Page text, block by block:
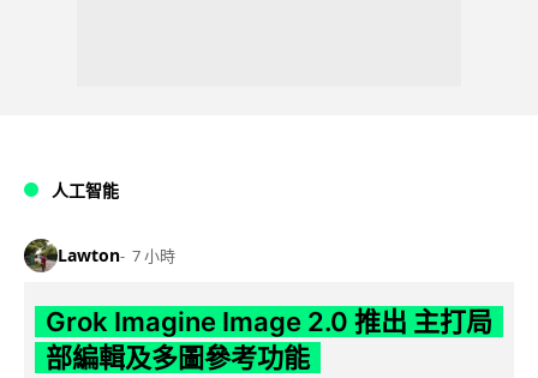
人工智能
Lawton 7 小時
Grok Imagine Image 2.0 推出 主打局
部編輯及多圖參考功能